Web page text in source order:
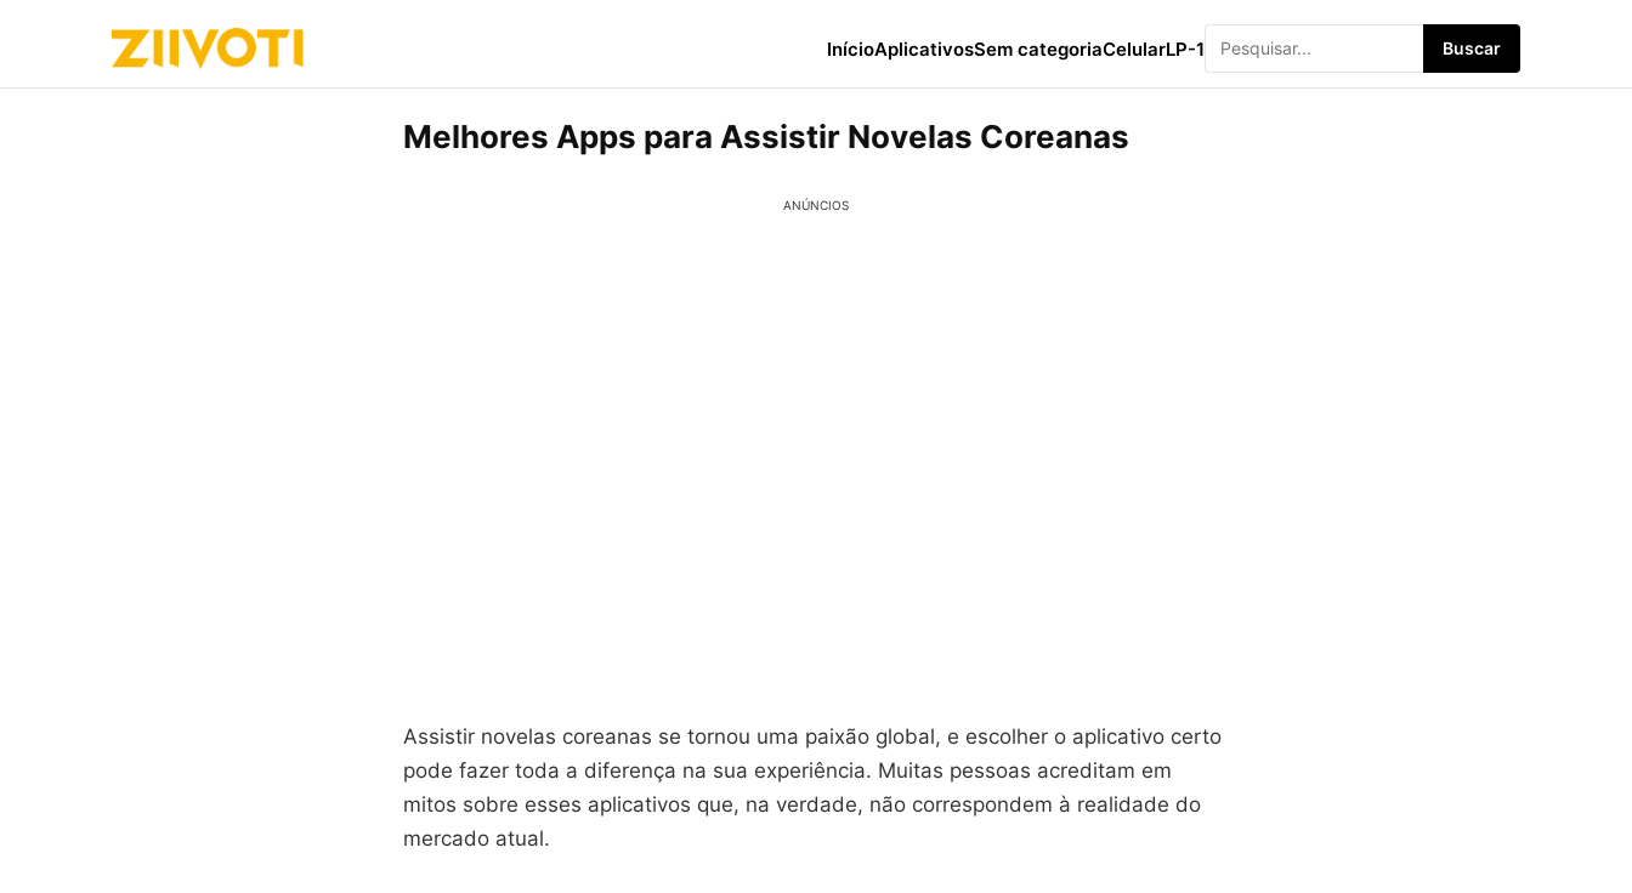
InícioAplicativosSem categoriaCelularLP-1 Buscar
Melhores Apps para Assistir Novelas Coreanas
ANÚNCIOS
Assistir novelas coreanas se tornou uma paixão global, e escolher o aplicativo certo
pode fazer toda a diferença na sua experiência. Muitas pessoas acreditam em
mitos sobre esses aplicativos que, na verdade, não correspondem à realidade do
mercado atual.